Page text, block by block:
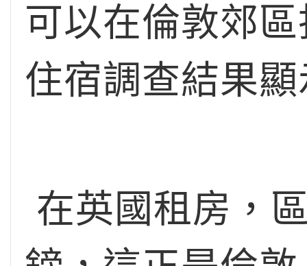
可以在倫敦郊
住宿調查結果
在英國租房，